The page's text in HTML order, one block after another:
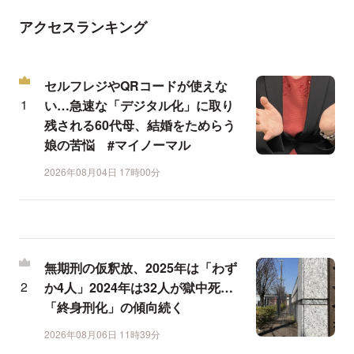
アクセスランキング
セルフレジやQRコードが使えな
い…急速な「デジタル化」に取り
残される60代母、結婚をためらう
娘の苦悩 #マイノーマル
2026年08月04日 17時00分
無期刑の仮釈放、2025年は「わず
か4人」2024年は32人が獄中死…
「終身刑化」の傾向続く
2026年08月06日 11時39分